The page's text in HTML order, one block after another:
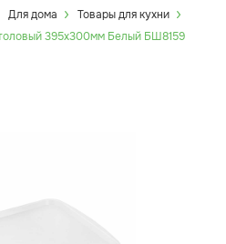
Для дома
Товары для кухни
395х300мм Белый БШ8159